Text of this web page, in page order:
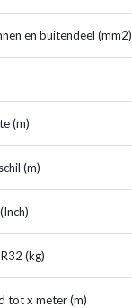
en buitendeel (mm2)
(m)
(m)
(kg)
tot x meter (m)